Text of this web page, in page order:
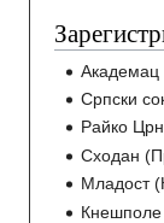
Академац
Српски
Райко
Сходан
Младост
Кнешполе